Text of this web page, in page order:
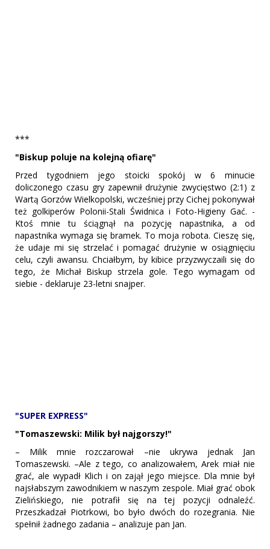
***
"Biskup poluje na kolejną ofiarę"
Przed tygodniem jego stoicki spokój w 6 minucie
doliczonego czasu gry zapewnił drużynie zwycięstwo (2:1) z
Wartą Gorzów Wielkopolski, wcześniej przy Cichej pokonywał
też golkiperów Polonii-Stali Świdnica i Foto-Higieny Gać. -
Ktoś mnie tu ściągnął na pozycję napastnika, a od
napastnika wymaga się bramek. To moja robota. Cieszę się,
że udaje mi się strzelać i pomagać drużynie w osiągnięciu
celu, czyli awansu. Chciałbym, by kibice przyzwyczaili się do
tego, że Michał Biskup strzela gole. Tego wymagam od
siebie - deklaruje 23-letni snajper.
"SUPER EXPRESS"
"Tomaszewski: Milik był najgorszy!"
– Milik mnie rozczarował –nie ukrywa jednak Jan
Tomaszewski. –Ale z tego, co analizowałem, Arek miał nie
grać, ale wypadł Klich i on zajął jego miejsce. Dla mnie był
najsłabszym zawodnikiem w naszym zespole. Miał grać obok
Zielińskiego, nie potrafił się na tej pozycji odnaleźć.
Przeszkadzał Piotrkowi, bo było dwóch do rozegrania. Nie
spełnił żadnego zadania – analizuje pan Jan.